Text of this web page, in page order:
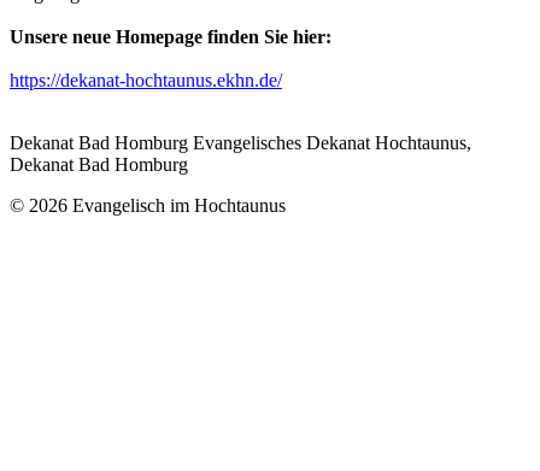
Unsere neue Homepage finden Sie hier:
https://dekanat-hochtaunus.ekhn.de/
Dekanat Bad Homburg Evangelisches Dekanat Hochtaunus,
Dekanat Bad Homburg
© 2026 Evangelisch im Hochtaunus